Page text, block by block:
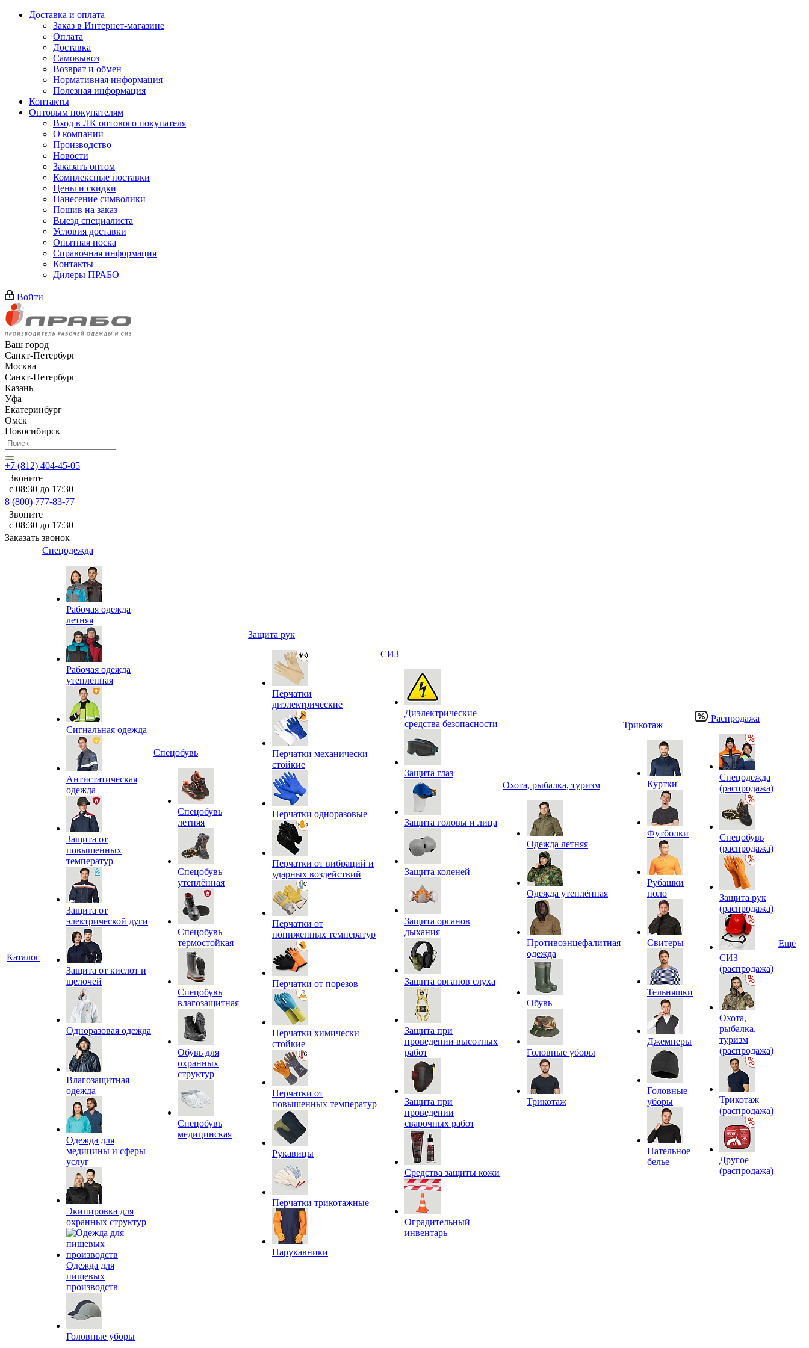
Доставка и оплата
Заказ в Интернет-магазине
Оплата
Доставка
Самовывоз
Возврат и обмен
Нормативная информация
Полезная информация
Контакты
Оптовым покупателям
Вход в ЛК оптового покупателя
О компании
Производство
Новости
Заказать оптом
Комплексные поставки
Цены и скидки
Нанесение символики
Пошив на заказ
Выезд специалиста
Условия доставки
Опытная носка
Справочная информация
Контакты
Дилеры ПРАБО
Войти
Ваш город
Санкт-Петербург
Москва
Санкт-Петербург
Казань
Уфа
Екатеринбург
Омск
Новосибирск
+7 (812) 404-45-05
Звоните
с 08:30 до 17:30
8 (800) 777-83-77
Звоните
с 08:30 до 17:30
Заказать звонок
Каталог
Спецодежда
Рабочая одежда
летняя
Рабочая одежда
утеплённая
Сигнальная одежда
Антистатическая
одежда
Защита от
повышенных
температур
Защита от
электрической дуги
Защита от кислот и
щелочей
Одноразовая одежда
Влагозащитная
одежда
Одежда для
медицины и сферы
услуг
Экипировка для
охранных структур
Одежда для
пищевых
производств
Головные уборы
Спецобувь
Спецобувь
летняя
Спецобувь
утеплённая
Спецобувь
термостойкая
Спецобувь
влагозащитная
Обувь для
охранных
структур
Спецобувь
медицинская
Защита рук
Перчатки
диэлектрические
Перчатки механически
стойкие
Перчатки одноразовые
Перчатки от вибраций и
ударных воздействий
Перчатки от
пониженных температур
Перчатки от порезов
Перчатки химически
стойкие
Перчатки от
повышенных температур
Рукавицы
Перчатки трикотажные
Нарукавники
СИЗ
Диэлектрические
средства безопасности
Защита глаз
Защита головы и лица
Защита коленей
Защита органов
дыхания
Защита органов слуха
Защита при
проведении высотных
работ
Защита при
проведении
сварочных работ
Средства защиты кожи
Оградительный
инвентарь
Охота, рыбалка, туризм
Одежда летняя
Одежда утеплённая
Противоэнцефалитная
одежда
Обувь
Головные уборы
Трикотаж
Трикотаж
Куртки
Футболки
Рубашки
поло
Свитеры
Тельняшки
Джемперы
Головные
уборы
Нательное
белье
Распродажа
Спецодежда
(распродажа)
Спецобувь
(распродажа)
Защита рук
(распродажа)
СИЗ
(распродажа)
Охота,
рыбалка,
туризм
(распродажа)
Трикотаж
(распродажа)
Другое
(распродажа)
Ещё